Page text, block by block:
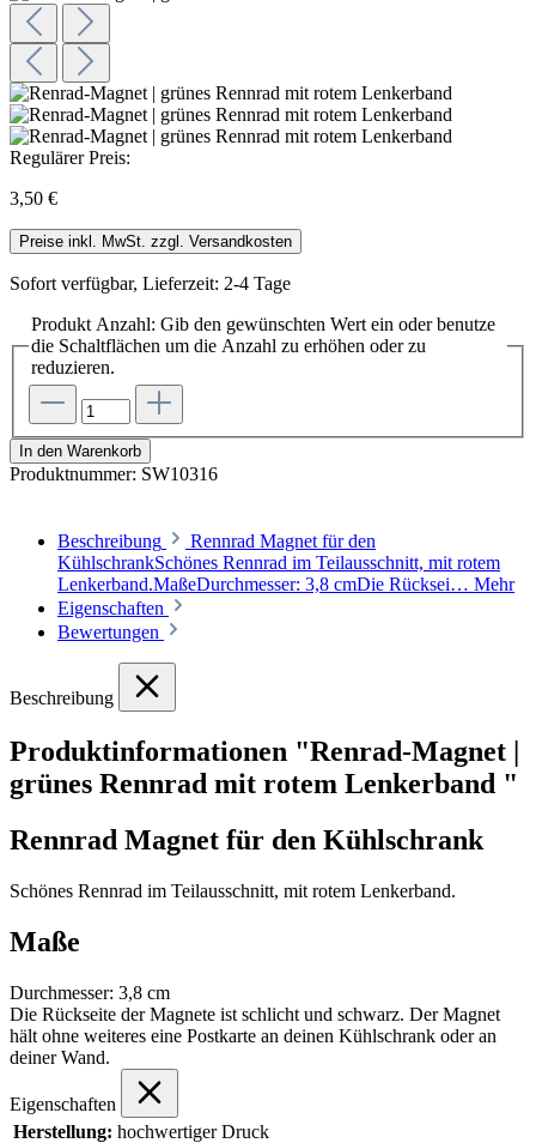
Regulärer Preis:
3,50 €
Preise inkl. MwSt. zzgl. Versandkosten
Sofort verfügbar, Lieferzeit: 2-4 Tage
Produkt Anzahl: Gib den gewünschten Wert ein oder benutze
die Schaltflächen um die Anzahl zu erhöhen oder zu
reduzieren.
In den Warenkorb
Produktnummer: SW10316
Beschreibung
Rennrad Magnet für den
KühlschrankSchönes Rennrad im Teilausschnitt, mit rotem
Lenkerband.MaßeDurchmesser: 3,8 cmDie Rücksei… Mehr
Eigenschaften
Bewertungen
Beschreibung
Produktinformationen "Renrad-Magnet |
grünes Rennrad mit rotem Lenkerband "
Rennrad Magnet für den Kühlschrank
Schönes Rennrad im Teilausschnitt, mit rotem Lenkerband.
Maße
Durchmesser: 3,8 cm
Die Rückseite der Magnete ist schlicht und schwarz. Der Magnet
hält ohne weiteres eine Postkarte an deinen Kühlschrank oder an
deiner Wand.
Eigenschaften
Herstellung: hochwertiger Druck